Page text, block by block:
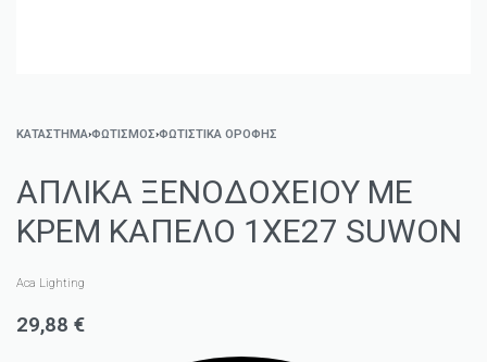
ΚΑΤΑΣΤΗΜΑ›ΦΩΤΙΣΜΌΣ›ΦΩΤΙΣΤΙΚΆ ΟΡΟΦΉΣ
ΑΠΛΙΚΑ ΞΕΝΟΔΟΧΕΙΟΥ ΜΕ
ΚΡΕΜ ΚΑΠΕΛΟ 1ΧΕ27 SUWON
Aca Lighting
29,88 €